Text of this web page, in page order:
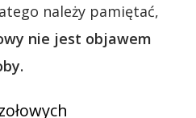
należy pamiętać,
nie jest objawem